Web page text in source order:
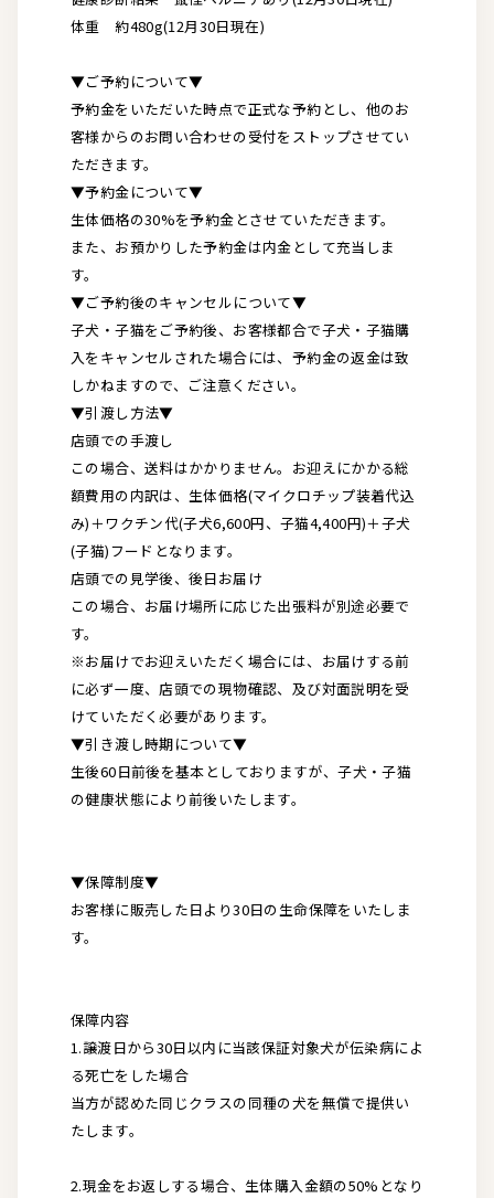
体重 約480g(12月30日現在)
▼ご予約について▼
予約金をいただいた時点で正式な予約とし、他のお
客様からのお問い合わせの受付をストップさせてい
ただきます。
▼予約金について▼
生体価格の30%を予約金とさせていただきます。
また、お預かりした予約金は内金として充当しま
す。
▼ご予約後のキャンセルについて▼
子犬・子猫をご予約後、お客様都合で子犬・子猫購
入をキャンセルされた場合には、予約金の返金は致
しかねますので、ご注意ください。
▼引渡し方法▼
店頭での手渡し
この場合、送料はかかりません。お迎えにかかる総
額費用の内訳は、生体価格(マイクロチップ装着代込
み)＋ワクチン代(子犬6,600円、子猫4,400円)＋子犬
(子猫)フードとなります。
店頭での見学後、後日お届け
この場合、お届け場所に応じた出張料が別途必要で
す。
※お届けでお迎えいただく場合には、お届けする前
に必ず一度、店頭での現物確認、及び対面説明を受
けていただく必要があります。
▼引き渡し時期について▼
生後60日前後を基本としておりますが、子犬・子猫
の健康状態により前後いたします。
▼保障制度▼
お客様に販売した日より30日の生命保障をいたしま
す。
保障内容
1.譲渡日から30日以内に当該保証対象犬が伝染病によ
る死亡をした場合
当方が認めた同じクラスの同種の犬を無償で提供い
たします。
2.現金をお返しする場合、生体購入金額の50%となり